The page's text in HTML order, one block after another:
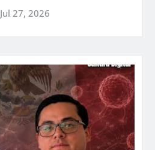
Jul 27, 2026